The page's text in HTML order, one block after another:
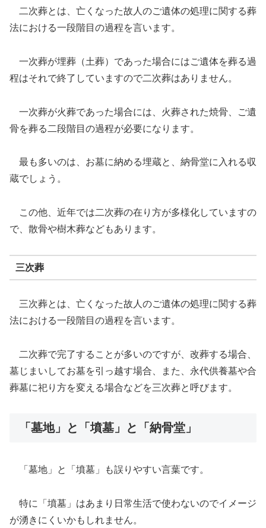
二次葬とは、亡くなった故人のご遺体の処理に関する葬
法における一段階目の過程を言います。
一次葬が埋葬（土葬）であった場合にはご遺体を葬る過
程はそれで終了していますので二次葬はありません。
一次葬が火葬であった場合には、火葬された焼骨、ご遺
骨を葬る二段階目の過程が必要になります。
最も多いのは、お墓に納める埋蔵と、納骨堂に入れる収
蔵でしょう。
この他、近年では二次葬の在り方が多様化していますの
で、散骨や樹木葬などもあります。
三次葬
三次葬とは、亡くなった故人のご遺体の処理に関する葬
法における一段階目の過程を言います。
二次葬で完了することが多いのですが、改葬する場合、
墓じまいしてお墓を引っ越す場合、また、永代供養墓や合
葬墓に祀り方を変える場合などを三次葬と呼びます。
「墓地」と「墳墓」と「納骨堂」
「墓地」と「墳墓」も誤りやすい言葉です。
特に「墳墓」はあまり日常生活で使わないのでイメージ
が湧きにくいかもしれません。